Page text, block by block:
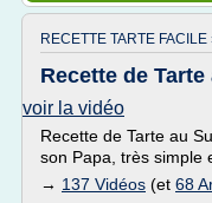
RECETTE TARTE FACILE
Recette de
voir la vidéo
Recette de Tarte au
son Papa, très simple
→ 137 Vidéos (et 68